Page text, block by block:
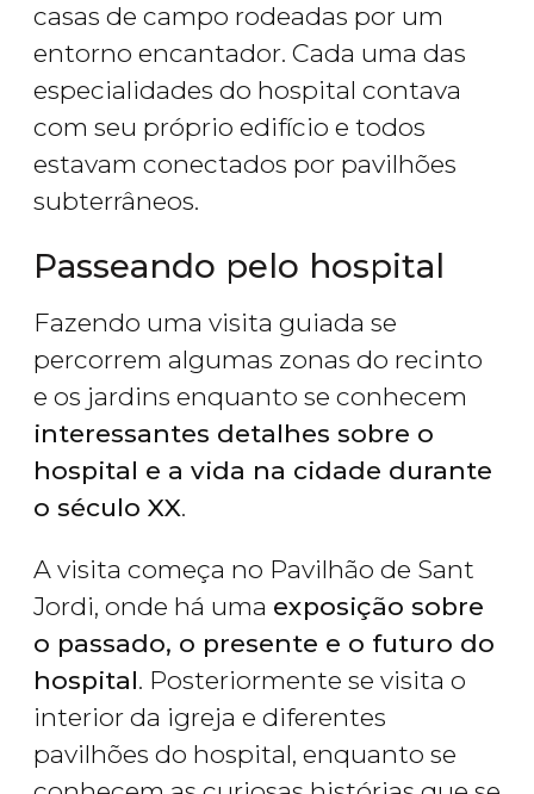
casas de campo rodeadas por um
entorno encantador. Cada uma das
especialidades do hospital contava
com seu próprio edifício e todos
estavam conectados por pavilhões
subterrâneos.
Passeando pelo hospital
Fazendo uma visita guiada se
percorrem algumas zonas do recinto
e os jardins enquanto se conhecem
interessantes detalhes sobre o
hospital e a vida na cidade durante
o século XX.
A visita começa no Pavilhão de Sant
Jordi, onde há uma exposição sobre
o passado, o presente e o futuro do
hospital. Posteriormente se visita o
interior da igreja e diferentes
pavilhões do hospital, enquanto se